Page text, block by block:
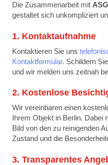
Die Zusammenarbeit mit
gestaltet sich unkompliziert
1. Kontaktaufnahme
Kontaktieren Sie uns
Kontaktformular. Schildern
und wir melden uns zeitnah
2. Kostenlose
Wir vereinbaren einen
Ihrem Objekt in Berlin. Dabei
Bild von den zu reinigenden
Zustand und die
3. Transparentes